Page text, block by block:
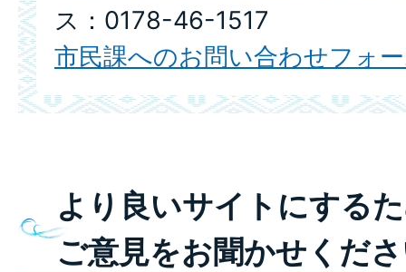
ス：0178-46-1517
市民課へのお問い合わせフォ
より良いサイトにする
ご意見をお聞かせくだ